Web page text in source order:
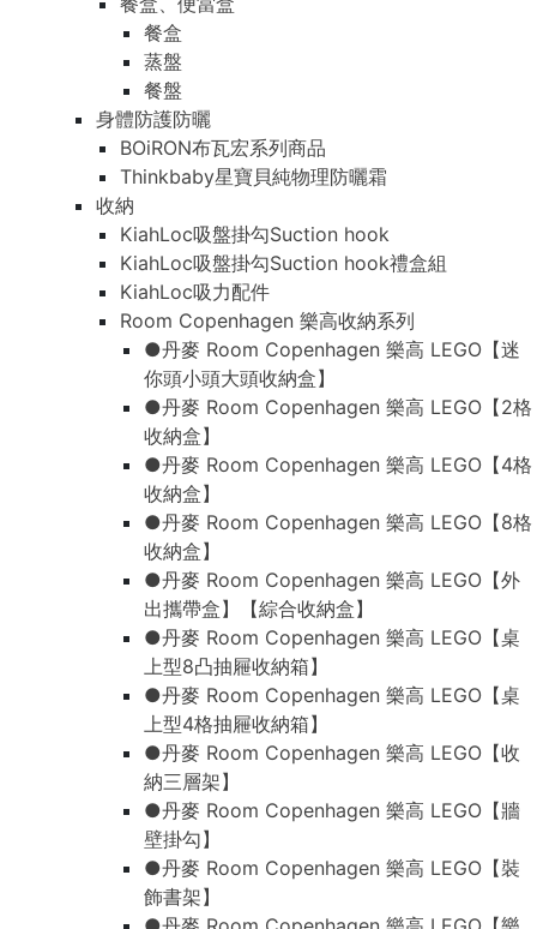
餐盒
蒸盤
餐盤
身體防護防曬
BOiRON布瓦宏系列商品
Thinkbaby星寶貝純物理防曬霜
收納
KiahLoc吸盤掛勾Suction hook
KiahLoc吸盤掛勾Suction hook禮盒組
KiahLoc吸力配件
Room Copenhagen 樂高收納系列
●丹麥 Room Copenhagen 樂高 LEGO【迷
你頭小頭大頭收納盒】
●丹麥 Room Copenhagen 樂高 LEGO【2格
收納盒】
●丹麥 Room Copenhagen 樂高 LEGO【4格
收納盒】
●丹麥 Room Copenhagen 樂高 LEGO【8格
收納盒】
●丹麥 Room Copenhagen 樂高 LEGO【外
出攜帶盒】【綜合收納盒】
●丹麥 Room Copenhagen 樂高 LEGO【桌
上型8凸抽屜收納箱】
●丹麥 Room Copenhagen 樂高 LEGO【桌
上型4格抽屜收納箱】
●丹麥 Room Copenhagen 樂高 LEGO【收
納三層架】
●丹麥 Room Copenhagen 樂高 LEGO【牆
壁掛勾】
●丹麥 Room Copenhagen 樂高 LEGO【裝
飾書架】